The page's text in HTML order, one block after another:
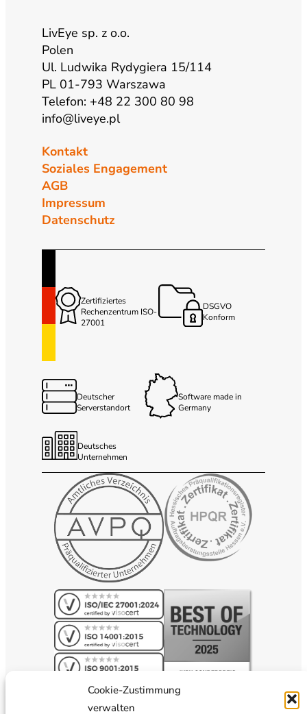
Cookie-Zustimmung
verwalten
LivEye sp. z o.o.
Polen
Ul. Ludwika Rydygiera 15/114
PL 01-793 Warszawa
Telefon: +48 22 300 80 98
info@liveye.pl
Kontakt
Soziales Engagement
AGB
Impressum
Datenschutz
Zertifiziertes
Rechenzentrum ISO-
27001
DSGVO
Konform
Deutscher
Serverstandort
Software made in
Germany
Deutsches
Unternehmen